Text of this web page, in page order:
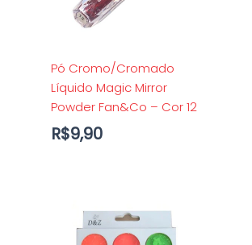
Pó Cromo/Cromado
Líquido Magic Mirror
Powder Fan&Co – Cor 12
R$9,90